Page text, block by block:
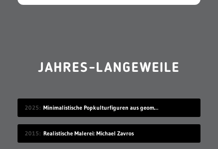
JAHRES-LANGEWEILE
2025 Minimalistische Popkulturfiguren aus geometrischen Formen
2015 Realistische Malerei: Michael Zavros